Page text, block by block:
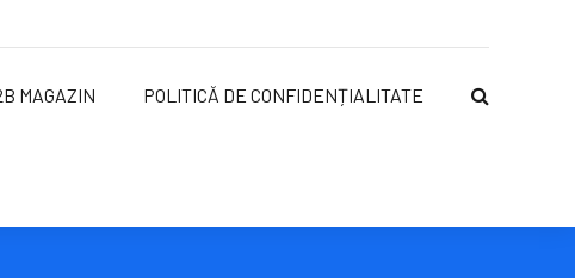
MAGAZIN POLITICĂ DE CONFIDENȚIALITATE